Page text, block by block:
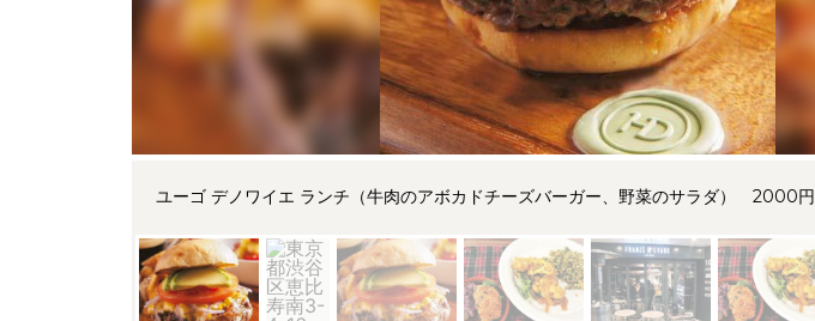
ユーゴ デノワイエ ランチ（牛肉のアボカドチーズバーガー、野菜のサラダ） 2000円